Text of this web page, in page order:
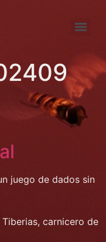
juego de dados sin
carnicero de